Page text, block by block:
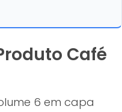
Café
6 em capa